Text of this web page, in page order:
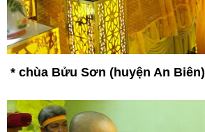
* chùa Bửu Sơn (huyện An Biên)